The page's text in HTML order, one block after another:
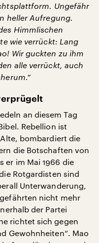
Ungefähr
heller Aufregung.
Himmlischen
wie verrückt: Lang
Wir guckten zu ihm
alle verrückt, auch
an diesem Tag
Rebellion ist
bombardiert die
die Botschaften von
er im Mai 1966 die
Rotgardisten sind
Unterwanderung,
nicht mehr
der Partei
richtet sich gegen
Gewohnheiten“. Mao